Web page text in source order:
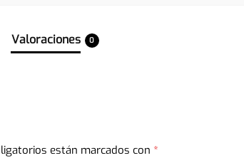
Valoraciones 0
están marcados con *